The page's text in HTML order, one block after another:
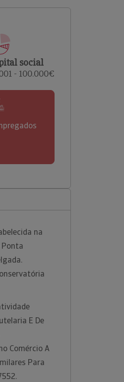
risco de incumprimento dos
social
- 100.000€
na
E De
Comércio A
Para